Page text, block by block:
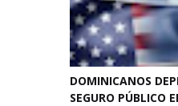
DOMINICANOS
SEGURO PÚBLICO